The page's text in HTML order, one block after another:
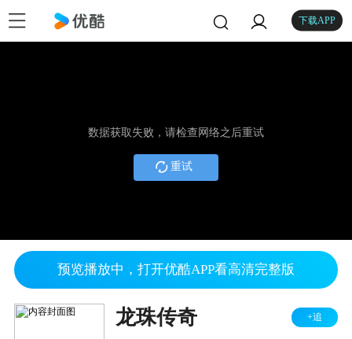
下载APP
数据获取失败，请检查网络之后重试
重试
预览播放中，打开优酷APP看高清完整版
龙珠传奇 +追